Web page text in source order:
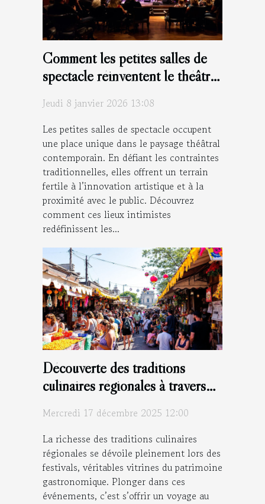
Comment les petites salles de
spectacle réinventent le théâtre
Jeudi 8 janvier 2026 13:08
Les petites salles de spectacle occupent
une place unique dans le paysage théâtral
contemporain. En défiant les contraintes
traditionnelles, elles offrent un terrain
fertile à l’innovation artistique et à la
proximité avec le public. Découvrez
comment ces lieux intimistes
redéfinissent les...
Découverte des traditions
culinaires régionales à travers
Mercredi 17 décembre 2025 12:00
La richesse des traditions culinaires
régionales se dévoile pleinement lors des
festivals, véritables vitrines du patrimoine
gastronomique. Plonger dans ces
événements, c’est s’offrir un voyage au